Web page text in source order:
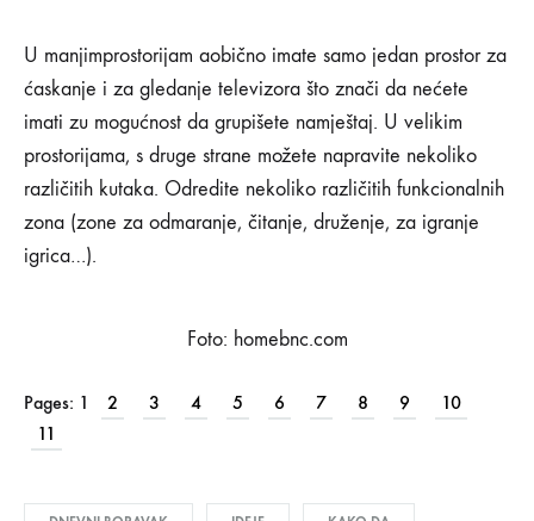
0
SHARE
KOMENTARI
ISKLJUČENI
ZA
10
NAJVAŽNIJIH
SAVJETA
ZA
U manjimprostorijam aobično imate samo jedan prostor za
ćaskanje i za gledanje televizora što znači da nećete
imati zu mogućnost da grupišete namještaj. U velikim
prostorijama, s druge strane možete napravite nekoliko
različitih kutaka. Odredite nekoliko različitih funkcionalnih
zona (zone za odmaranje, čitanje, druženje, za igranje
igrica…).
Foto: homebnc.com
Pages: 1 2 3 4 5 6 7 8 9
10
11